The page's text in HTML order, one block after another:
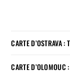
CARTE D’OSTRAVA :
CARTE D’OLOMOUC